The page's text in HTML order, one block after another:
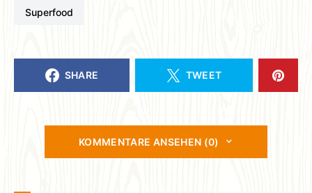
Superfood
SHARE TWEET
KOMMENTARE ANSEHEN (0)